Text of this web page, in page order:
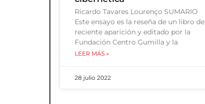
Ricardo Tavares Lourenço SUMARIO
Este ensayo es la reseña de un libro de
reciente aparición y editado por la
Fundación Centro Gumilla y la
LEER MÁS »
28 julio 2022